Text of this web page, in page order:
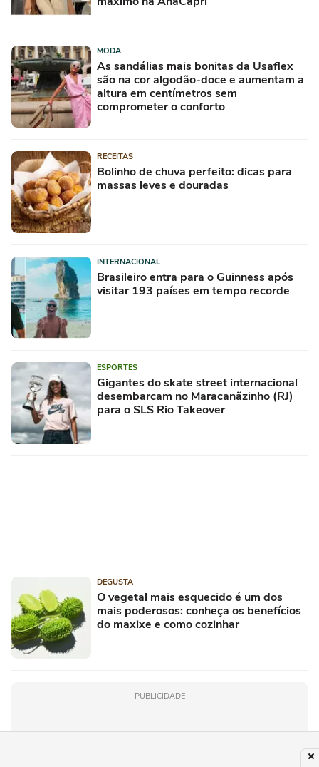
MODA
As sandálias mais bonitas da Usaflex
são na cor algodão-doce e aumentam a
altura em centímetros sem
comprometer o conforto
RECEITAS
Bolinho de chuva perfeito: dicas para
massas leves e douradas
INTERNACIONAL
Brasileiro entra para o Guinness após
visitar 193 países em tempo recorde
ESPORTES
Gigantes do skate street internacional
desembarcam no Maracanãzinho (RJ)
para o SLS Rio Takeover
DEGUSTA
O vegetal mais esquecido é um dos
mais poderosos: conheça os benefícios
do maxixe e como cozinhar
PUBLICIDADE